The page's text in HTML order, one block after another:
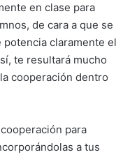
en clase para
de cara a que se
claramente el
te resultará mucho
cooperación dentro
para
a tus